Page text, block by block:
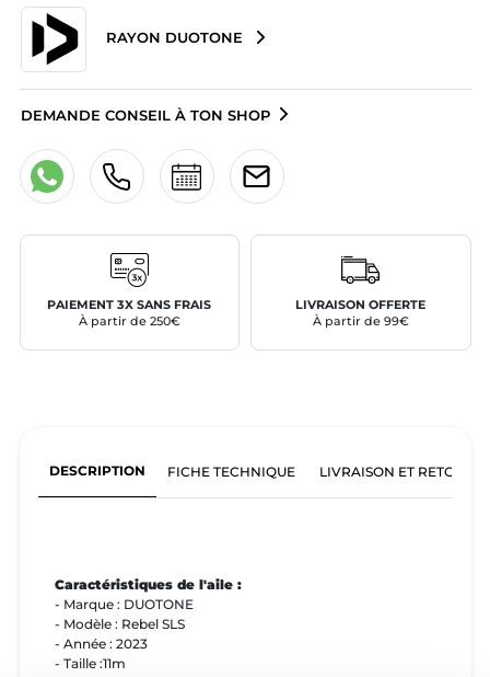
RAYON DUOTONE
DEMANDE CONSEIL À TON SHOP
PAIEMENT 3X SANS FRAIS
À partir de 250€
LIVRAISON OFFERTE
À partir de 99€
DESCRIPTION FICHE TECHNIQUE LIVRAISON ET RETOURS
Caractéristiques de l'aile :
- Marque : DUOTONE
- Modèle : Rebel SLS
- Année : 2023
- Taille :11m